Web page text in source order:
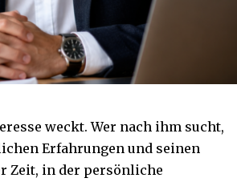
weckt. Wer nach ihm sucht,
Erfahrungen und seinen
Zeit, in der persönliche